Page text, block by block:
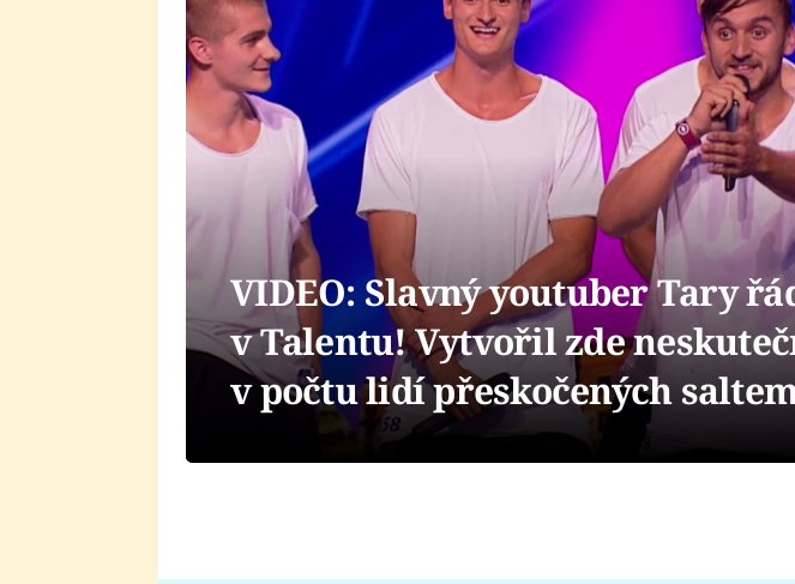
VIDEO: Slavný youtuber Tary
v Talentu! Vytvořil zde
v počtu lidí přeskočených